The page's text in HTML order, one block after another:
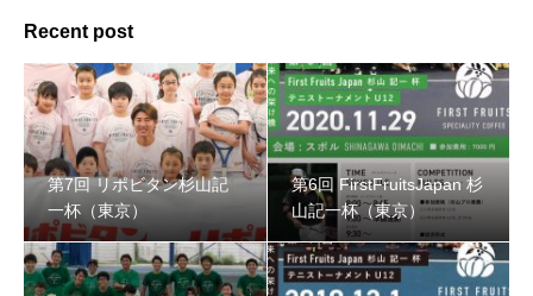
Recent post
第7回 リポビタン杉山記
一杯（東京）
第6回 FirstFruitsJapan 杉
山記一杯（東京）